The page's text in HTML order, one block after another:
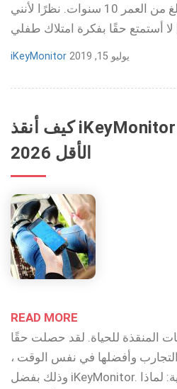
واحدة فقط ، لكن الأكبر يبلغ من العمر 10 سنوات. نظرًا لأنني
iKeyMonitor يوليو 15, 2019
كيف أنقذ iKeyMonitor حياة واحدة على
الأقل 2026
READ MORE
المنقذة للحياة. لقد حصلت حقًا
وأفضلها في نفس الوقت ،
وذلك بفضل iKeyMonitor. دعني أخبرك القصة البداية: لماذا